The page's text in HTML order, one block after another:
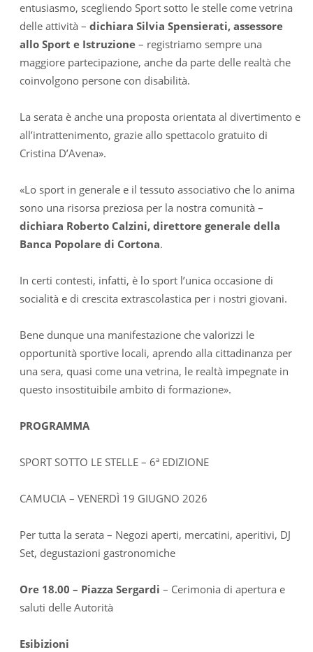
entusiasmo, scegliendo Sport sotto le stelle come vetrina
delle attività – dichiara Silvia Spensierati, assessore
allo Sport e Istruzione– registriamo sempre una
maggiore partecipazione, anche da parte delle realtà che
coinvolgono persone con disabilità.
La serata è anche una proposta orientata al divertimento e
all’intrattenimento, grazie allo spettacolo gratuito di
Cristina D’Avena».
«Lo sport in generale e il tessuto associativo che lo anima
sono una risorsa preziosa per la nostra comunità –
dichiara Roberto Calzini, direttore generale della
Banca Popolare di Cortona.
In certi contesti, infatti, è lo sport l’unica occasione di
socialità e di crescita extrascolastica per i nostri giovani.
Bene dunque una manifestazione che valorizzi le
opportunità sportive locali, aprendo alla cittadinanza per
una sera, quasi come una vetrina, le realtà impegnate in
questo insostituibile ambito di formazione».
PROGRAMMA
SPORT SOTTO LE STELLE – 6ª EDIZIONE
CAMUCIA – VENERDÌ 19 GIUGNO 2026
Per tutta la serata – Negozi aperti, mercatini, aperitivi, DJ
Set, degustazioni gastronomiche
Ore 18.00 – Piazza Sergardi – Cerimonia di apertura e
saluti delle Autorità
Esibizioni